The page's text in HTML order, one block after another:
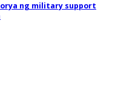
ng military support